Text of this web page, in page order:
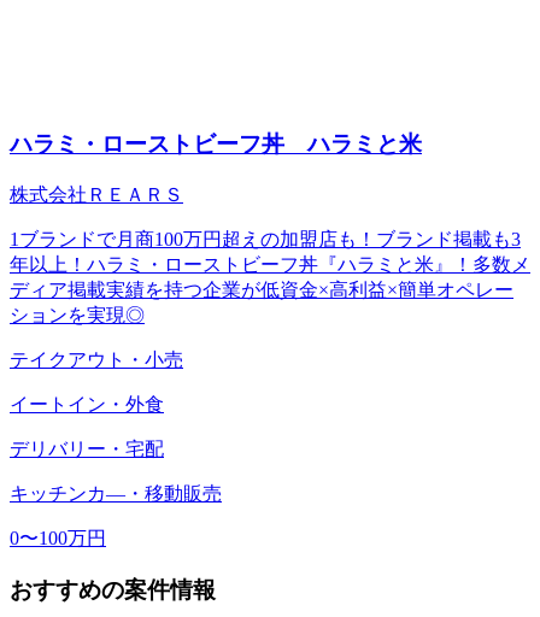
ハラミ・ローストビーフ丼 ハラミと米
株式会社ＲＥＡＲＳ
1ブランドで月商100万円超えの加盟店も！ブランド掲載も3
年以上！ハラミ・ローストビーフ丼『ハラミと米』！多数メ
ディア掲載実績を持つ企業が低資金×高利益×簡単オペレー
ションを実現◎
テイクアウト・小売
イートイン・外食
デリバリー・宅配
キッチンカ―・移動販売
0〜100万円
おすすめの案件情報